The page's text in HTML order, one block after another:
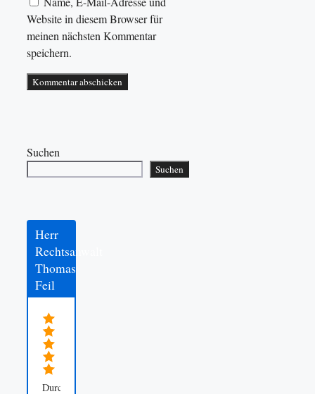
Website in diesem Browser für
meinen nächsten Kommentar
speichern.
Suchen
Suchen
Herr
Rechtsanwalt
Thomas
Feil
Durchschnittsbewertung